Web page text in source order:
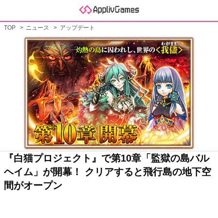
TOP ニュース アップデート
『白猫プロジェクト』で第10章「監獄の島バル
ヘイム」が開幕！ クリアすると飛行島の地下空
間がオープン